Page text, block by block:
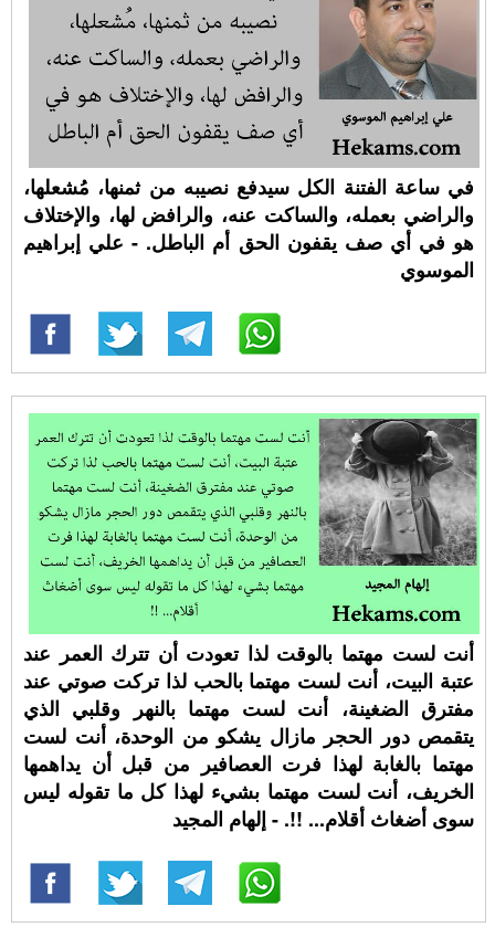
في ساعة الفتنة الكل سيدفع نصيبه من ثمنها، مُشعلها،
والراضي بعمله، والساكت عنه، والرافض لها، والإختلاف
هو في أي صف يقفون الحق أم الباطل. - علي إبراهيم
الموسوي
أنت لست مهتما بالوقت لذا تعودت أن تترك العمر عند
عتبة البيت، أنت لست مهتما بالحب لذا تركت صوتي عند
مفترق الضغينة، أنت لست مهتما بالنهر وقلبي الذي
يتقمص دور الحجر مازال يشكو من الوحدة، أنت لست
مهتما بالغابة لهذا فرت العصافير من قبل أن يداهمها
الخريف، أنت لست مهتما بشيء لهذا كل ما تقوله ليس
سوى أضغاث أقلام... !!. - إلهام المجيد